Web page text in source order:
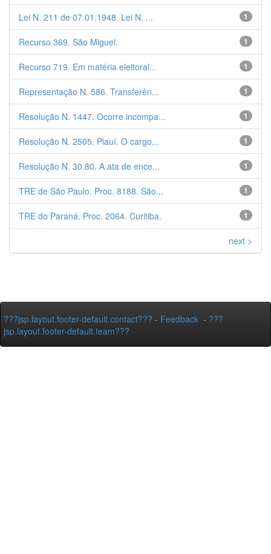
1
Lei N. 211 de 07.01.1948. Lei N. ...
1
Recurso 369. São Miguel.
1
Recurso 719. Em matéria eleitoral...
1
Representação N. 586. Transferên...
1
Resolução N. 1447. Ocorre incompa...
1
Resolução N. 2505. Piauí. O cargo...
1
Resolução N. 30.80. A ata de ence...
1
TRE de São Paulo. Proc. 8188. São...
1
TRE do Paraná. Proc. 2064. Curitiba.
next >
???jsp.layout.footer-default.contact??? - Feedback - ???
jsp.layout.footer-default.team???